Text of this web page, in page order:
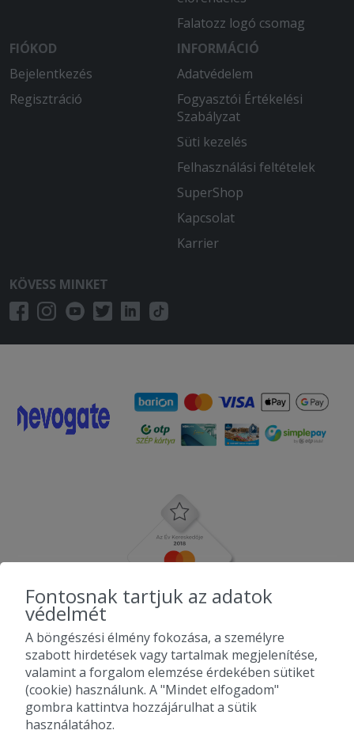
Falatozz logó csomag
FIÓKOD
Bejelentkezés
Regisztráció
INFORMÁCIÓ
Adatvédelem
Fogyasztói Értékelési
Szabályzat
Süti kezelés
Felhasználási feltételek
SuperShop
Kapcsolat
Karrier
KÖVESS MINKET
Fontosnak tartjuk az adatok
védelmét
A böngészési élmény fokozása, a személyre
szabott hirdetések vagy tartalmak megjelenítése,
valamint a forgalom elemzése érdekében sütiket
(cookie) használunk. A "Mindet elfogadom"
gombra kattintva hozzájárulhat a sütik
használatához.